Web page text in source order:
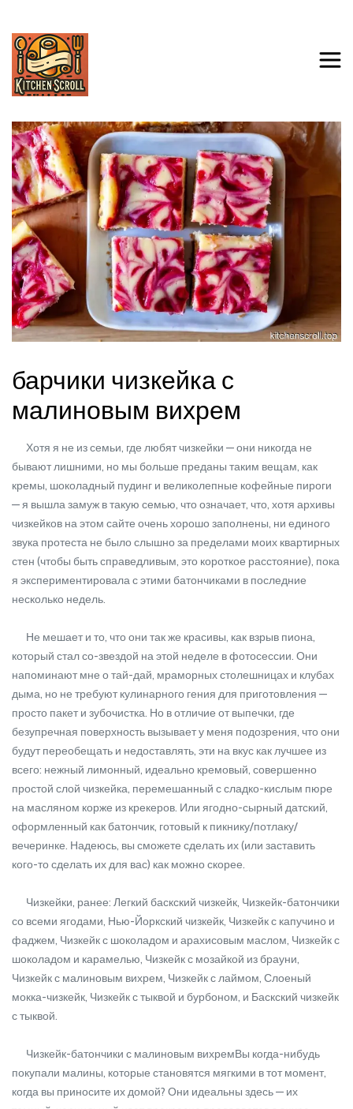
барчики чизкейка с
малиновым вихрем
Хотя я не из семьи, где любят чизкейки — они никогда не
бывают лишними, но мы больше преданы таким вещам, как
кремы, шоколадный пудинг и великолепные кофейные пироги
— я вышла замуж в такую семью, что означает, что, хотя архивы
чизкейков на этом сайте очень хорошо заполнены, ни единого
звука протеста не было слышно за пределами моих квартирных
стен (чтобы быть справедливым, это короткое расстояние), пока
я экспериментировала с этими батончиками в последние
несколько недель.
Не мешает и то, что они так же красивы, как взрыв пиона,
который стал со-звездой на этой неделе в фотосессии. Они
напоминают мне о тай-дай, мраморных столешницах и клубах
дыма, но не требуют кулинарного гения для приготовления —
просто пакет и зубочистка. Но в отличие от выпечки, где
безупречная поверхность вызывает у меня подозрения, что они
будут переобещать и недоставлять, эти на вкус как лучшее из
всего: нежный лимонный, идеально кремовый, совершенно
простой слой чизкейка, перемешанный с сладко-кислым пюре
на масляном корже из крекеров. Или ягодно-сырный датский,
оформленный как батончик, готовый к пикнику/потлаку/
вечеринке. Надеюсь, вы сможете сделать их (или заставить
кого-то сделать их для вас) как можно скорее.
Чизкейки, ранее: Легкий баскский чизкейк, Чизкейк-батончики
со всеми ягодами, Нью-Йоркский чизкейк, Чизкейк с капучино и
фаджем, Чизкейк с шоколадом и арахисовым маслом, Чизкейк с
шоколадом и карамелью, Чизкейк с мозайкой из брауни,
Чизкейк с малиновым вихрем, Чизкейк с лаймом, Слоеный
мокка-чизкейк, Чизкейк с тыквой и бурбоном, и Баскский чизкейк
с тыквой.
Чизкейк-батончики с малиновым вихремВы когда-нибудь
покупали малины, которые становятся мягкими в тот момент,
когда вы приносите их домой? Они идеальны здесь — их